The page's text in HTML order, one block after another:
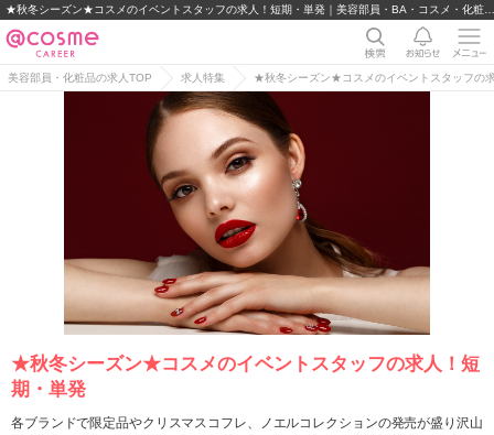
美容部員・化粧品の求人TOP 求人特集 ★秋冬シーズン★コスメのイベントスタッフの
★秋冬シーズン★コスメのイベントスタッフの求人！短
期・単発
各ブランドで限定品やクリスマスコフレ、ノエルコレクションの発売が盛り沢山